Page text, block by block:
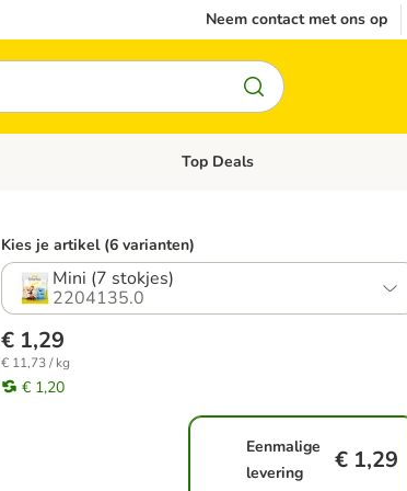
Neem contact met ons op
Open categoriemenu: Overige
Top Deals
Kies je artikel (6 varianten)
Mini (7 stokjes)
2204135.0
€ 1,29
€ 11,73 / kg
€ 1,20
Eenmalige
levering
€ 1,29